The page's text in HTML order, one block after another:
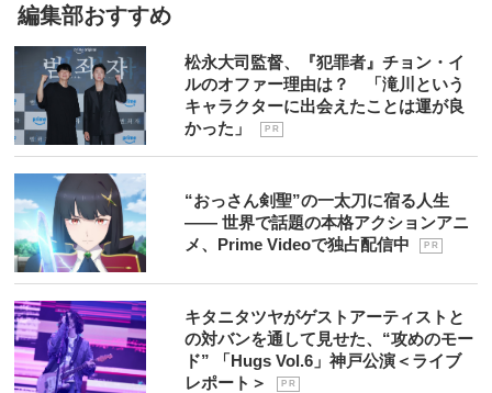
編集部おすすめ
松永大司監督、『犯罪者』チョン・イ
ルのオファー理由は？ 「滝川という
キャラクターに出会えたことは運が良
かった」
P R
“おっさん剣聖”の一太刀に宿る人生
―― 世界で話題の本格アクションアニ
メ、Prime Videoで独占配信中
P R
キタニタツヤがゲストアーティストと
の対バンを通して見せた、“攻めのモー
ド” 「Hugs Vol.6」神戸公演＜ライブ
レポート＞
P R